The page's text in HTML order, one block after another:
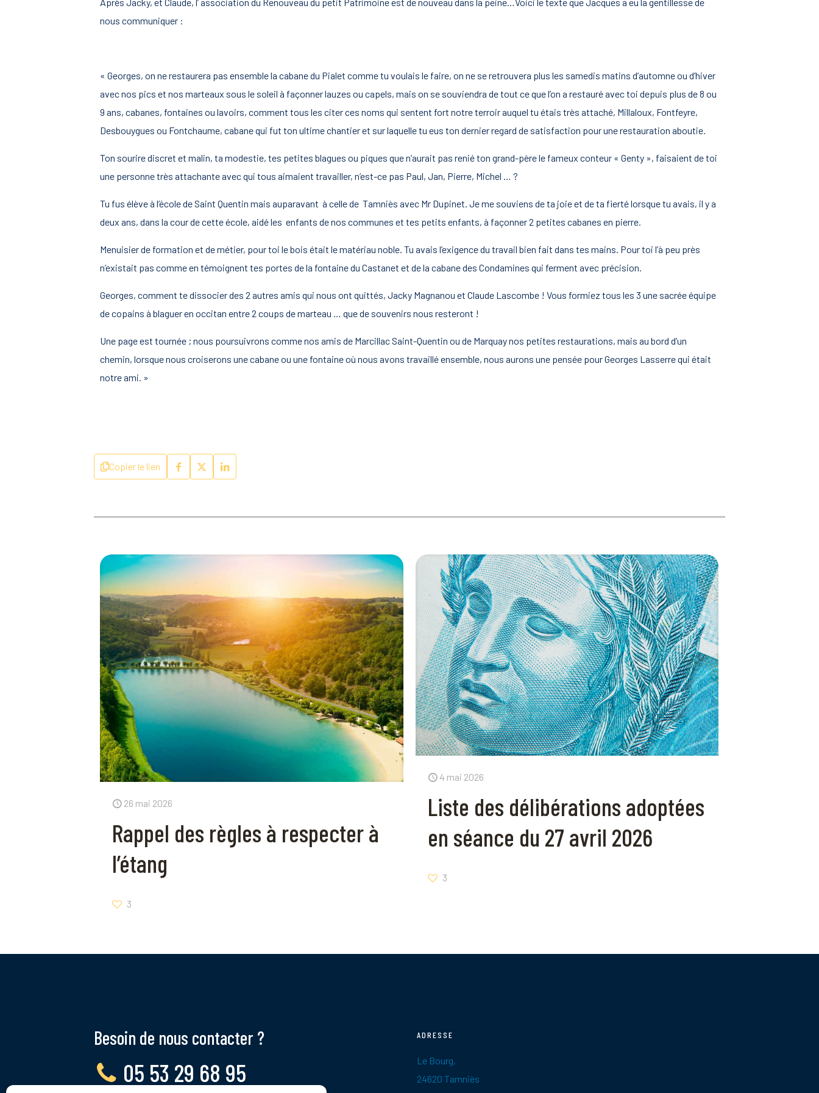
nous communiquer :
« Georges, on ne restaurera pas ensemble la cabane du Pialet comme tu voulais le faire, on ne se retrouvera plus les samedis matins d’automne ou d’hiver
avec nos pics et nos marteaux sous le soleil à façonner lauzes ou capels, mais on se souviendra de tout ce que l’on a restauré avec toi depuis plus de 8 ou
9 ans, cabanes, fontaines ou lavoirs, comment tous les citer ces noms qui sentent fort notre terroir auquel tu étais très attaché, Millaloux, Fontfeyre,
Desbouygues ou Fontchaume, cabane qui fut ton ultime chantier et sur laquelle tu eus ton dernier regard de satisfaction pour une restauration aboutie.
Ton sourire discret et malin, ta modestie, tes petites blagues ou piques que n’aurait pas renié ton grand-père le fameux conteur « Genty », faisaient de toi
une personne très attachante avec qui tous aimaient travailler, n’est-ce pas Paul, Jan, Pierre, Michel … ?
Tu fus élève à l’école de Saint Quentin mais auparavant à celle de Tamniès avec Mr Dupinet. Je me souviens de ta joie et de ta fierté lorsque tu avais, il y a
deux ans, dans la cour de cette école, aidé les enfants de nos communes et tes petits enfants, à façonner 2 petites cabanes en pierre.
Menuisier de formation et de métier, pour toi le bois était le matériau noble. Tu avais l’exigence du travail bien fait dans tes mains. Pour toi l’à peu près
n’existait pas comme en témoignent tes portes de la fontaine du Castanet et de la cabane des Condamines qui ferment avec précision.
Georges, comment te dissocier des 2 autres amis qui nous ont quittés, Jacky Magnanou et Claude Lascombe ! Vous formiez tous les 3 une sacrée équipe
de copains à blaguer en occitan entre 2 coups de marteau … que de souvenirs nous resteront !
Une page est tournée ; nous poursuivrons comme nos amis de Marcillac Saint-Quentin ou de Marquay nos petites restaurations, mais au bord d’un
chemin, lorsque nous croiserons une cabane ou une fontaine où nous avons travaillé ensemble, nous aurons une pensée pour Georges Lasserre qui était
notre ami. »
Copier le lien
26 mai 2026
Rappel des règles à respecter à
l’étang
3
4 mai 2026
Liste des délibérations adoptées
en séance du 27 avril 2026
3
Besoin de nous contacter ?
05 53 29 68 95
ADRESSE
Le Bourg,
24620 Tamniès